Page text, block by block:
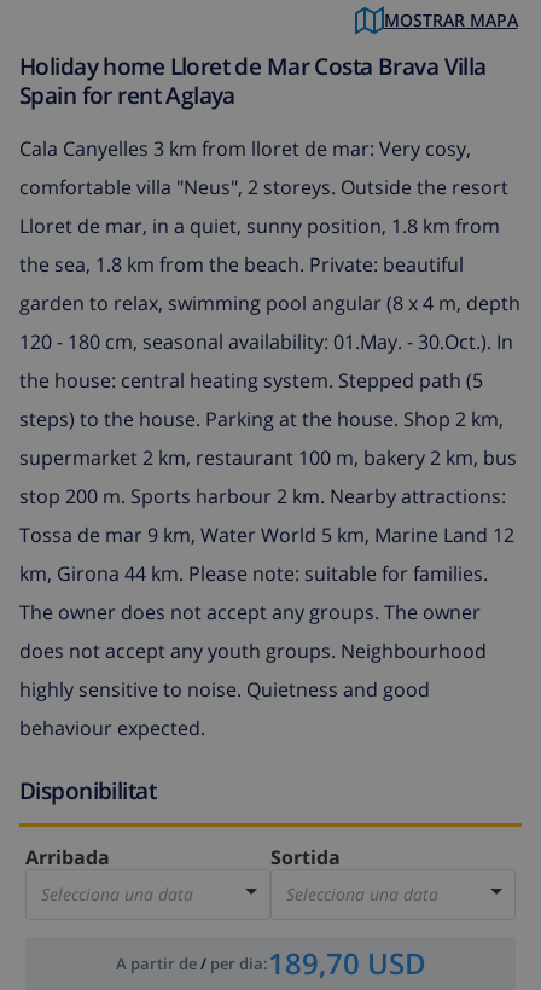
MOSTRAR MAPA
Holiday home Lloret de Mar Costa Brava Villa
Spain for rent Aglaya
Cala Canyelles 3 km from lloret de mar: Very cosy,
comfortable villa "Neus", 2 storeys. Outside the resort
Lloret de mar, in a quiet, sunny position, 1.8 km from
the sea, 1.8 km from the beach. Private: beautiful
garden to relax, swimming pool angular (8 x 4 m, depth
120 - 180 cm, seasonal availability: 01.May. - 30.Oct.). In
the house: central heating system. Stepped path (5
steps) to the house. Parking at the house. Shop 2 km,
supermarket 2 km, restaurant 100 m, bakery 2 km, bus
stop 200 m. Sports harbour 2 km. Nearby attractions:
Tossa de mar 9 km, Water World 5 km, Marine Land 12
km, Girona 44 km. Please note: suitable for families.
The owner does not accept any groups. The owner
does not accept any youth groups. Neighbourhood
highly sensitive to noise. Quietness and good
behaviour expected.
Disponibilitat
Arribada
Selecciona una data
Sortida
Selecciona una data
A partir de/ per dia:189,70 USD